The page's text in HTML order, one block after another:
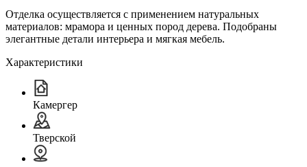
Отделка осуществляется с применением натуральных
материалов: мрамора и ценных пород дерева. Подобраны
элегантные детали интерьера и мягкая мебель.
Характеристики
Камергер
Тверской